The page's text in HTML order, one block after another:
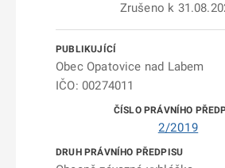
Zrušeno k
Obec Opatovice nad Labem
IČO: 00274011
2/2019